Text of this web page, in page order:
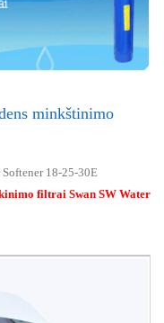
minkštinimo
18-25-30E
filtrai Swan SW Water